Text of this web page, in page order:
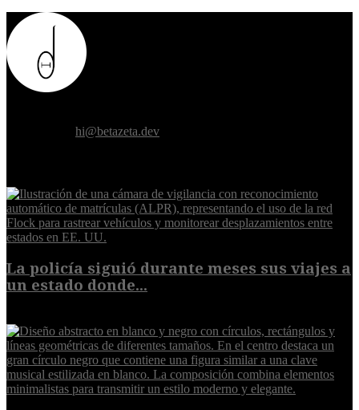
hi@betazeta.dev
La policía siguió durante meses sus viajes a
un estado donde...